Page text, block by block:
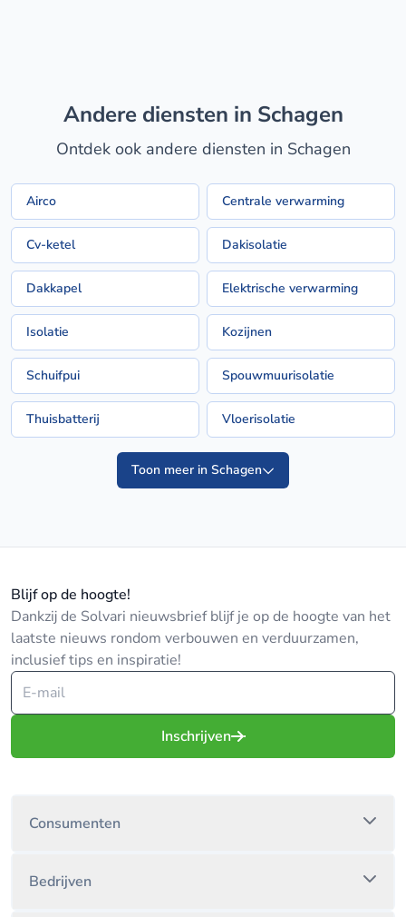
Andere diensten in Schagen
Ontdek ook andere diensten in Schagen
Airco Centrale verwarming
Cv-ketel Dakisolatie
Dakkapel Elektrische verwarming
Isolatie Kozijnen
Schuifpui Spouwmuurisolatie
Thuisbatterij Vloerisolatie
Toon meer in Schagen
Blijf op de hoogte!
Dankzij de Solvari nieuwsbrief blijf je op de hoogte van het
laatste nieuws rondom verbouwen en verduurzamen,
inclusief tips en inspiratie!
Inschrijven
Consumenten
Bedrijven